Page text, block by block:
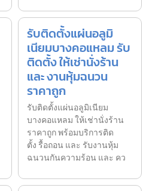
รับติดตั้งแผ่นอลูมิ
เนียมบางคอแหลม รับ
ติดตั้ง ให้เช่านั่งร้าน
และ งานหุ้มฉนวน
ราคาถูก
รับติดตั้งแผ่นอลูมิเนียม
บางคอแหลม ให้เช่านั่งร้าน
ราคาถูก พร้อมบริการติด
ตั้ง รื้อถอน และ รับงานหุ้ม
ฉนวนกันความร้อน และ คว